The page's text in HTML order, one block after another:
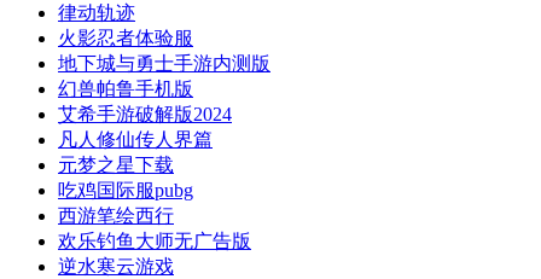
律动轨迹
火影忍者体验服
地下城与勇士手游内测版
幻兽帕鲁手机版
艾希手游破解版2024
凡人修仙传人界篇
元梦之星下载
吃鸡国际服pubg
西游笔绘西行
欢乐钓鱼大师无广告版
逆水寒云游戏